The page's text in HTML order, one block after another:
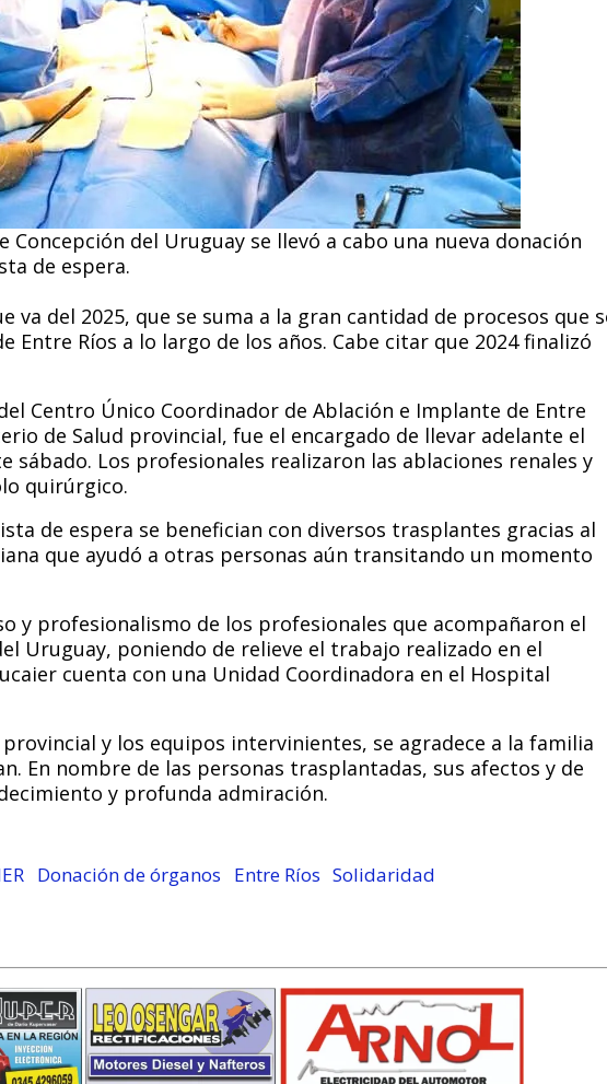
Concepción del Uruguay se llevó a cabo una nueva donación
de espera.
del 2025, que se suma a la gran cantidad de procesos que
Entre Ríos a lo largo de los años. Cabe citar que 2024 finalizó
Centro Único Coordinador de Ablación e Implante de Entre
de Salud provincial, fue el encargado de llevar adelante el
sábado. Los profesionales realizaron las ablaciones renales y
quirúrgico.
de espera se benefician con diversos trasplantes gracias al
que ayudó a otras personas aún transitando un momento
y profesionalismo de los profesionales que acompañaron el
Uruguay, poniendo de relieve el trabajo realizado en el
cuenta con una Unidad Coordinadora en el Hospital
y los equipos intervinientes, se agradece a la familia
En nombre de las personas trasplantadas, sus afectos y de
y profunda admiración.
Donación de órganos Entre Ríos Solidaridad